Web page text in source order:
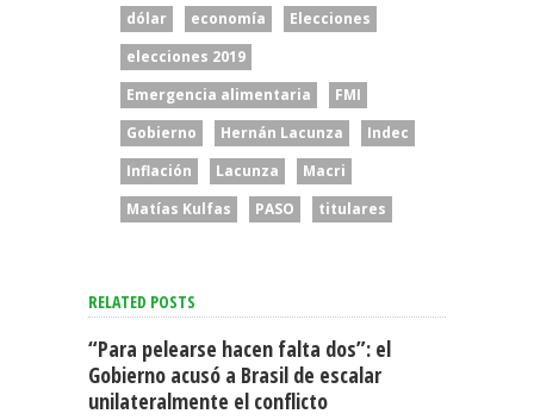
dólar
economía
Elecciones
elecciones 2019
Emergencia alimentaria
FMI
Gobierno
Hernán Lacunza
Indec
Inflación
Lacunza
Macri
Matías Kulfas
PASO titulares
RELATED POSTS
“Para pelearse hacen falta dos”: el
Gobierno acusó a Brasil de escalar
unilateralmente el conflicto